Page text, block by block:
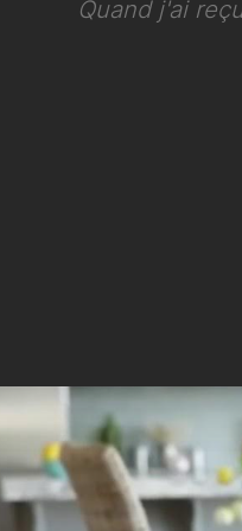
Quand j'ai
Les huiles
huiles et